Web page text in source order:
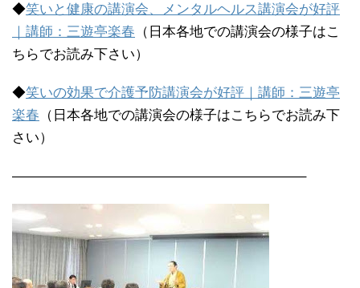
◆笑いと健康の講演会、メンタルヘルス講演会が好評
｜講師：三遊亭楽春 （日本各地での講演会の様子はこ
ちらでお読み下さい）
◆笑いの効果で介護予防講演会が好評｜講師：三遊亭
楽春 （日本各地での講演会の様子はこちらでお読み下
さい）
—————————————————————–